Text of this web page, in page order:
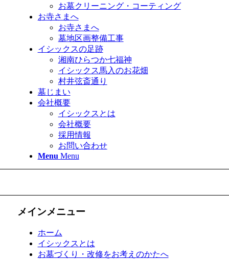
お墓クリーニング・コーティング
お寺さまへ
お寺さまへ
墓地区画整備工事
イシックスの足跡
湘南ひらつか七福神
イシックス馬入のお花畑
村井弦斎通り
墓じまい
会社概要
イシックスとは
会社概要
採用情報
お問い合わせ
Menu Menu
メインメニュー
ホーム
イシックスとは
お墓づくり・改修をお考えのかたへ